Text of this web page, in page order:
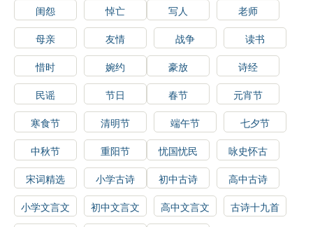
闺怨
悼亡 写人
老师
母亲
友情 战争
读书
惜时
婉约 豪放
诗经
民谣
节日 春节
元宵节
寒食节
清明节 端午节
七夕节
中秋节
重阳节 忧国忧民
咏史怀古
宋词精选
小学古诗 初中古诗
高中古诗
小学文言文
初中文言文 高中文言文
古诗十九首